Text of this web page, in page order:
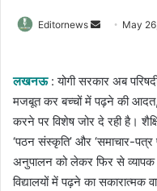
Editornews
Send May
लखनऊ : योगी सरकार अब
मजबूत कर बच्चों में पढ़ने की आदत,
करने पर विशेष जोर दे रही है।
‘पठन संस्कृति’ और ‘समाचार-पत्र
अनुपालन को लेकर फिर से व्यापक
विद्यालयों में पढ़ने का सकारात्मक